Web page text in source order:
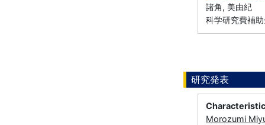
諸角, 美由紀
科学研究費補
研究発表
Morozumi